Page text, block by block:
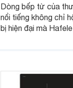
Dòng bếp từ của
nổi tiếng không chỉ
bị hiện đại mà
gia đình.